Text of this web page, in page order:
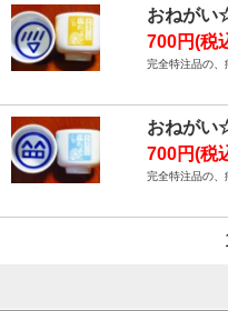
おねがい
700円(税
完全特注品の、
おねがい
700円(税
完全特注品の、